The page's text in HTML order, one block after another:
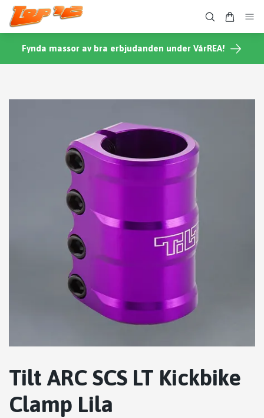
Fynda massor av bra erbjudanden under VårREA!
Tilt ARC SCS LT Kickbike
Clamp Lila